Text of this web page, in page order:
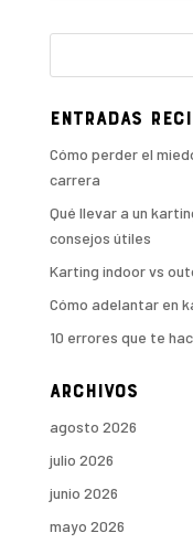
Entradas
Cómo perder el
carrera
Qué llevar a un
consejos útiles
Karting indoor vs
Cómo adelantar en
10 errores que te
Archivos
agosto 2026
julio 2026
junio 2026
mayo 2026